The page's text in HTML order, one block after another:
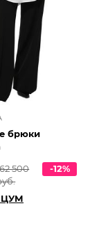
брюки
500
-12%
ЦУМ